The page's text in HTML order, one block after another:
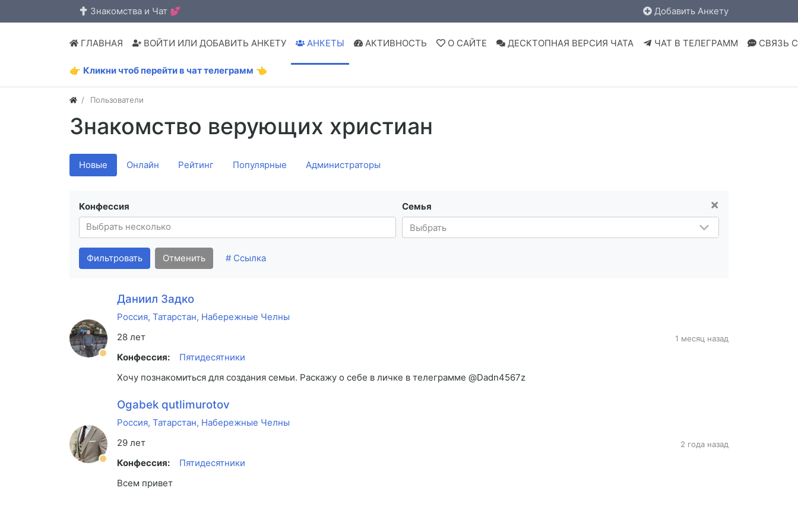
Знакомства и Чат 💕 Добавить Анкету
ГЛАВНАЯ ВОЙТИ ИЛИ ДОБАВИТЬ АНКЕТУ АНКЕТЫ АКТИВНОСТЬ О САЙТЕ ДЕСКТОПНАЯ ВЕРСИЯ ЧАТА ЧАТ В ТЕЛЕГРАММ СВЯЗЬ
👉 Кликни чтоб перейти в чат телеграмм 👈
Пользователи
Знакомство верующих христиан
Новые Онлайн Рейтинг Популярные Администраторы
×
Конфессия
Семья
Выбрать
Фильтровать Отменить # Ссылка
Даниил Задко
Россия, Татарстан, Набережные Челны
28 лет
Конфессия:
Пятидесятники
Хочу познакомиться для создания семьи. Раскажу о себе в личке в телеграмме @Dadn4567z
1 месяц назад
Ogabek qutlimurotov
Россия, Татарстан, Набережные Челны
29 лет
Конфессия:
Пятидесятники
Всем привет
2 года назад